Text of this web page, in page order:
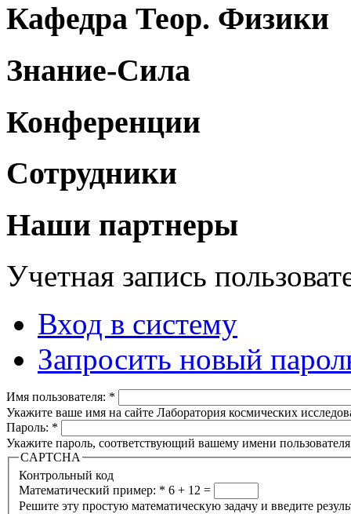
Кафедра Теор. Физики
Знание-Сила
Конференции
Сотрудники
Наши партнеры
Учетная запись
Вход в систему
Запросить новый
Имя пользователя: *
Укажите ваше имя на сайте Лаборатория космических
Пароль: *
Укажите пароль, соответствующий вашему имени
CAPTCHA
Контрольный код
Математический пример: * 6 + 12 =
Решите эту простую математическую задачу и введите